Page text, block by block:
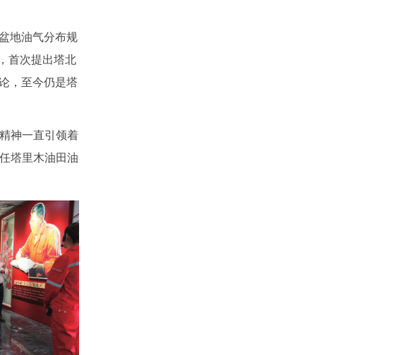
地油气分布规
首次提出塔北
，至今仍是塔
神一直引领着
塔里木油田油